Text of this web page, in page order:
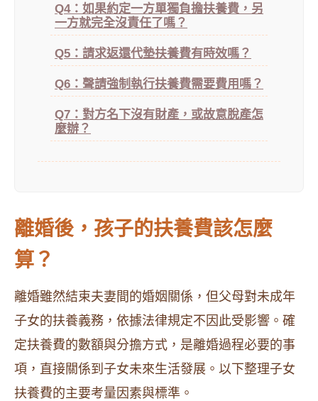
Q4：如果約定一方單獨負擔扶養費，另
一方就完全沒責任了嗎？
Q5：請求返還代墊扶養費有時效嗎？
Q6：聲請強制執行扶養費需要費用嗎？
Q7：對方名下沒有財產，或故意脫產怎
麼辦？
離婚後，孩子的扶養費該怎麼
算？
離婚雖然結束夫妻間的婚姻關係，但父母對未成年
子女的扶養義務，依據法律規定不因此受影響。確
定扶養費的數額與分擔方式，是離婚過程必要的事
項，直接關係到子女未來生活發展。以下整理子女
扶養費的主要考量因素與標準。